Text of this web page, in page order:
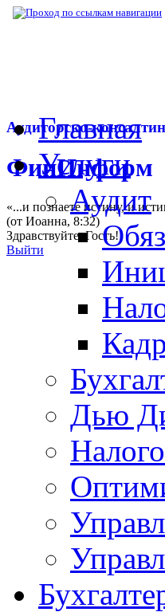
Аудиторско-
ФинИнформ
«...и познаете истину, и
(от Иоанна, 8:32)
Здравствуйте,Гость!
Выйти
Главная
Услуги
Аудит
Дью